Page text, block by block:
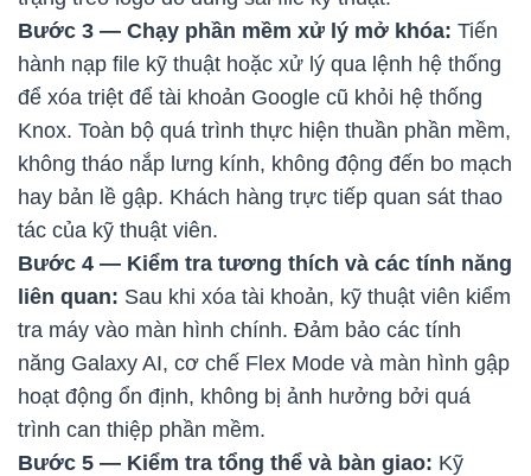
Bước 3 — Chạy phần mềm xử lý mở khóa: Tiến
hành nạp file kỹ thuật hoặc xử lý qua lệnh hệ thống
để xóa triệt để tài khoản Google cũ khỏi hệ thống
Knox. Toàn bộ quá trình thực hiện thuần phần mềm,
không tháo nắp lưng kính, không động đến bo mạch
hay bản lề gập. Khách hàng trực tiếp quan sát thao
tác của kỹ thuật viên.
Bước 4 — Kiểm tra tương thích và các tính năng
liên quan: Sau khi xóa tài khoản, kỹ thuật viên kiểm
tra máy vào màn hình chính. Đảm bảo các tính
năng Galaxy AI, cơ chế Flex Mode và màn hình gập
hoạt động ổn định, không bị ảnh hưởng bởi quá
trình can thiệp phần mềm.
Bước 5 — Kiểm tra tổng thể và bàn giao: Kỹ